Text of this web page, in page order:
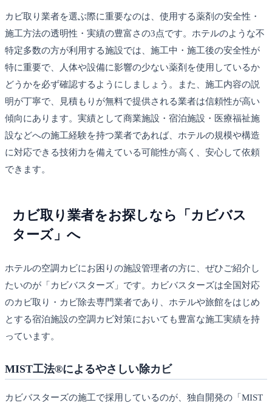
カビ取り業者を選ぶ際に重要なのは、使用する薬剤の安全性・
施工方法の透明性・実績の豊富さの3点です。ホテルのような不
特定多数の方が利用する施設では、施工中・施工後の安全性が
特に重要で、人体や設備に影響の少ない薬剤を使用しているか
どうかを必ず確認するようにしましょう。また、施工内容の説
明が丁寧で、見積もりが無料で提供される業者は信頼性が高い
傾向にあります。実績として商業施設・宿泊施設・医療福祉施
設などへの施工経験を持つ業者であれば、ホテルの規模や構造
に対応できる技術力を備えている可能性が高く、安心して依頼
できます。
カビ取り業者をお探しなら「カビバス
ターズ」へ
ホテルの空調カビにお困りの施設管理者の方に、ぜひご紹介し
たいのが「カビバスターズ」です。カビバスターズは全国対応
のカビ取り・カビ除去専門業者であり、ホテルや旅館をはじめ
とする宿泊施設の空調カビ対策においても豊富な施工実績を持
っています。
MIST工法®によるやさしい除カビ
カビバスターズの施工で採用しているのが、独自開発の「MIST